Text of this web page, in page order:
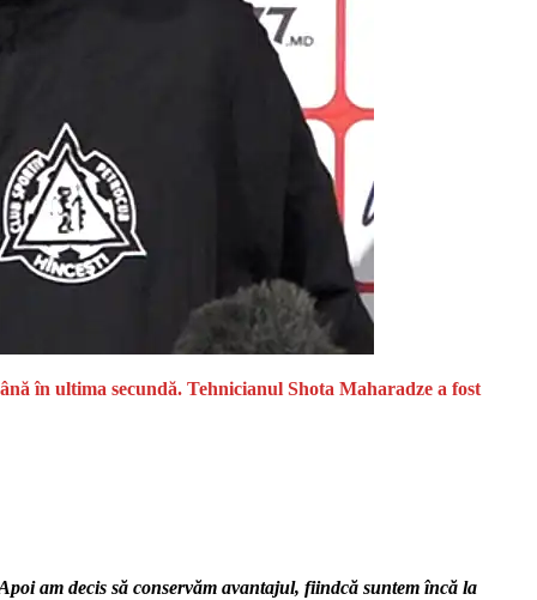
în ultima secundă. Tehnicianul Shota Maharadze a fost
am decis să conservăm avantajul, fiindcă suntem încă la